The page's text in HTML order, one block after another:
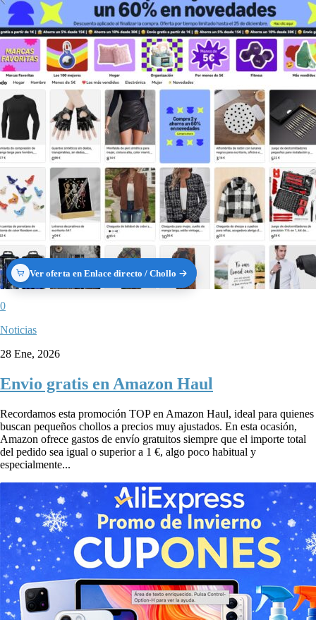
Ver oferta en Enlace directo / Chollo
0
Noticias
28 Ene, 2026
Envio gratis en Amazon Haul
Recordamos esta promoción TOP en Amazon Haul, ideal para quienes
buscan pequeños chollos a precios muy ajustados. En esta ocasión,
Amazon ofrece gastos de envío gratuitos siempre que el importe total
del pedido sea igual o superior a 1 €, algo poco habitual y
especialmente...